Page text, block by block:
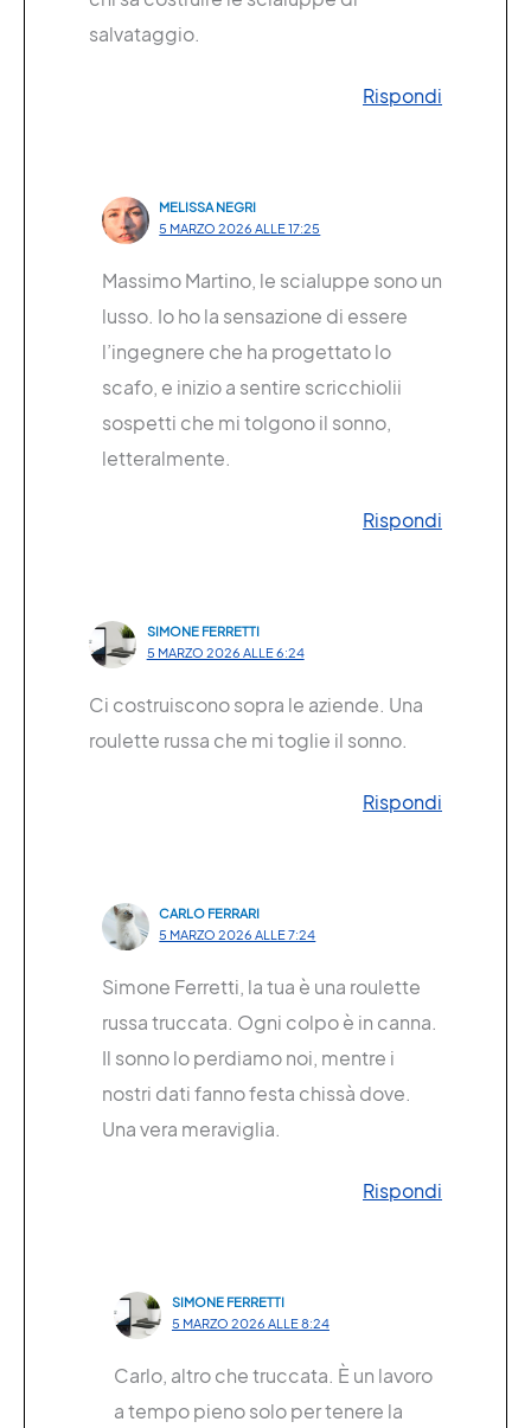
salvataggio.
Rispondi
MELISSA NEGRI
5 MARZO 2026 ALLE 17:25
Massimo Martino, le scialuppe sono un
lusso. Io ho la sensazione di essere
l’ingegnere che ha progettato lo
scafo, e inizio a sentire scricchiolii
sospetti che mi tolgono il sonno,
letteralmente.
Rispondi
SIMONE FERRETTI
5 MARZO 2026 ALLE 6:24
Ci costruiscono sopra le aziende. Una
roulette russa che mi toglie il sonno.
Rispondi
CARLO FERRARI
5 MARZO 2026 ALLE 7:24
Simone Ferretti, la tua è una roulette
russa truccata. Ogni colpo è in canna.
Il sonno lo perdiamo noi, mentre i
nostri dati fanno festa chissà dove.
Una vera meraviglia.
Rispondi
SIMONE FERRETTI
5 MARZO 2026 ALLE 8:24
Carlo, altro che truccata. È un lavoro
a tempo pieno solo per tenere la